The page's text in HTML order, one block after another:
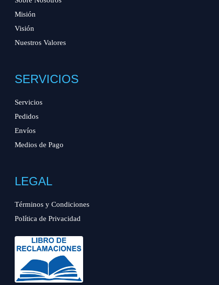
Misión
Visión
Nuestros Valores
SERVICIOS
Servicios
Pedidos
Envíos
Medios de Pago
LEGAL
Términos y Condiciones
Política de Privacidad